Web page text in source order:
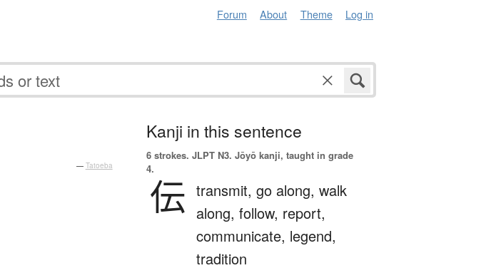
Forum About Theme Log in
— Tatoeba
Kanji in this sentence
6 strokes. JLPT N3. Jōyō kanji, taught in grade
4.
伝 transmit, go along, walk
along, follow, report,
communicate, legend,
tradition